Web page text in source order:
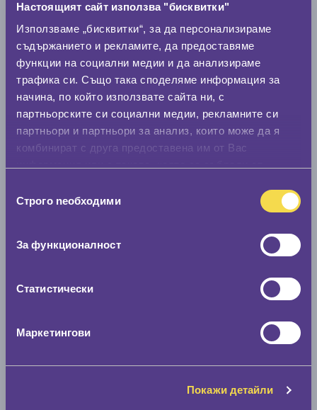
Настоящият сайт използва "бисквитки"
Използваме „бисквитки“, за да персонализираме
съдържанието и рекламите, да предоставяме
функции на социални медии и да анализираме
трафика си. Също така споделяме информация за
начина, по който използвате сайта ни, с
партньорските си социални медии, рекламните си
партньори и партньори за анализ, които може да я
комбинират с друга предоставена им от Вас
наСтрого nеобходими
За функционалност
Статистически
Маркетингови
Покажи детайли
Модел
Покажи гуми